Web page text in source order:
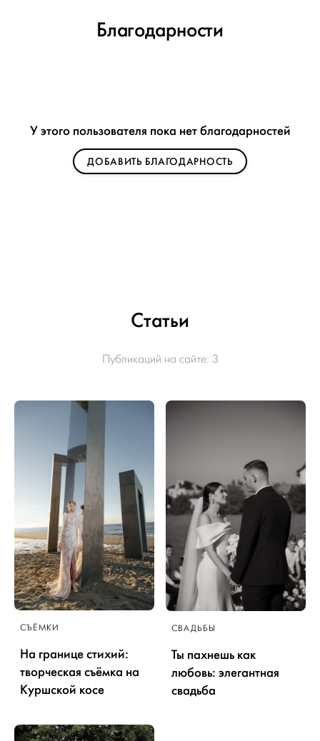
Благодарности
У этого пользователя пока нет благодарностей
ДОБАВИТЬ БЛАГОДАРНОСТЬ
Статьи
Публикаций на сайте: 3
СЪЁМКИ
На границе стихий:
творческая съёмка на
Куршской косе
СВАДЬБЫ
Ты пахнешь как
любовь: элегантная
свадьба